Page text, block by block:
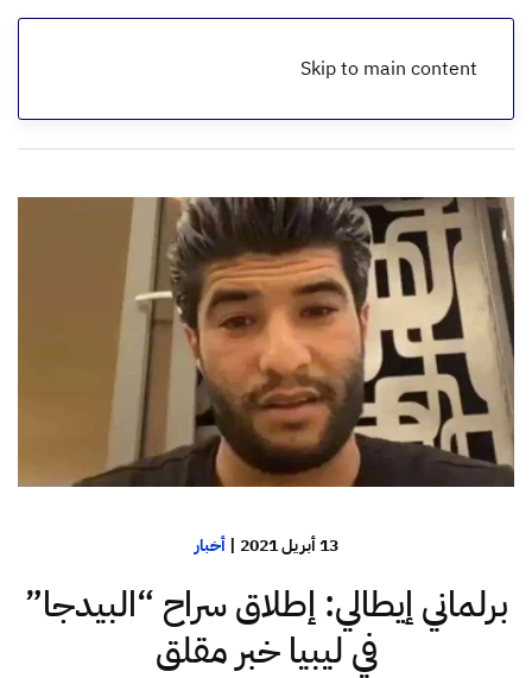
Skip to main content
الرئيسية
13 أبريل 2021 |أخبار
برلماني إيطالي: إطلاق سراح “البيدجا”
في ليبيا خبر مقلق